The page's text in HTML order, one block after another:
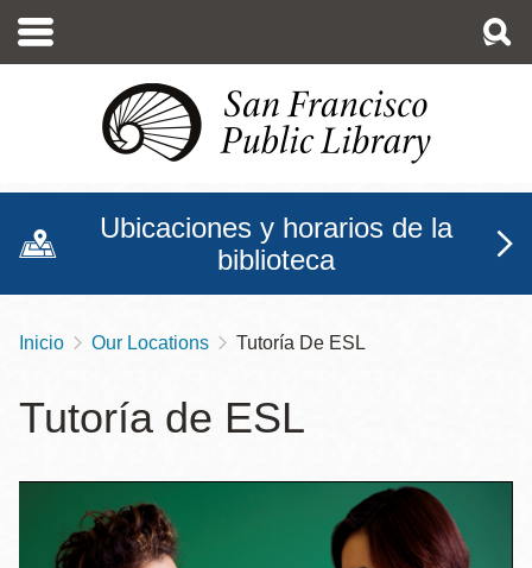
contenido
Ubicaciones y horarios de la
biblioteca
Sobrescribir
de
Inicio Our Locations Tutoría De ESL
Tutoría de ESL